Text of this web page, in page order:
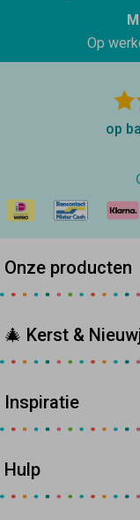
Op
op
Onze producten
🎄 Kerst &
Inspiratie
Hulp